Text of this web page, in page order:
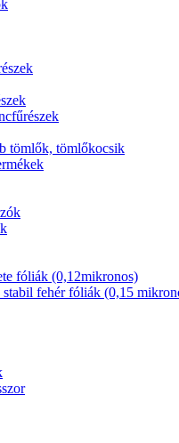
tömlők, tömlőkocsik
fóliák (0,12mikronos)
fehér fóliák (0,15